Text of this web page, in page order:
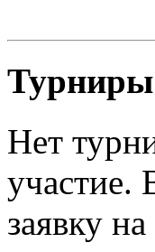
Турниры
Нет
участие.
заявку